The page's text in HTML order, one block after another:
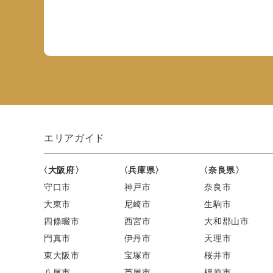
エリアガイド
〈大阪府〉
守口市
大東市
四條畷市
門真市
東大阪市
〈兵庫県〉
神戸市
尼崎市
西宮市
伊丹市
宝塚市
〈奈良県〉
奈良市
生駒市
大和郡山市
天理市
桜井市